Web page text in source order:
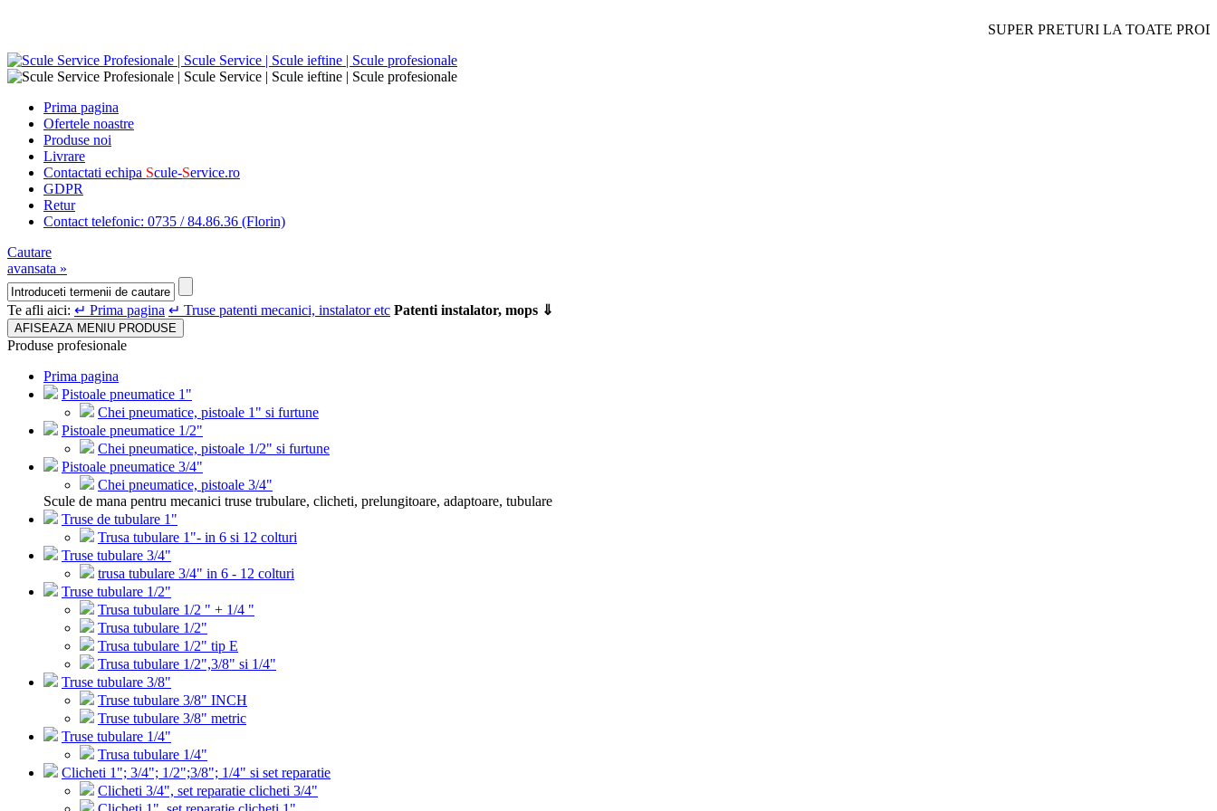
SUPER PRETURI LA TOATE
Prima pagina
Ofertele noastre
Produse noi
Livrare
Contactati echipa Scule-Service.ro
GDPR
Retur
Contact telefonic: 0735 / 84.86.36 (Florin)
Cautare
avansata »
Te afli aici: ↵ Prima pagina ↵ Truse patenti mecanici, instalator etc Patenti instalator, mops ⇓
AFISEAZA MENIU PRODUSE
Produse profesionale
Prima pagina
Pistoale pneumatice 1"
Chei pneumatice, pistoale 1" si furtune
Pistoale pneumatice 1/2"
Chei pneumatice, pistoale 1/2" si furtune
Pistoale pneumatice 3/4"
Chei pneumatice, pistoale 3/4"
Scule de mana pentru mecanici truse trubulare, clicheti, prelungitoare, adaptoare, tubulare
Truse de tubulare 1"
Trusa tubulare 1"- in 6 si 12 colturi
Truse tubulare 3/4"
trusa tubulare 3/4" in 6 - 12 colturi
Truse tubulare 1/2"
Trusa tubulare 1/2 " + 1/4 "
Trusa tubulare 1/2"
Trusa tubulare 1/2" tip E
Trusa tubulare 1/2",3/8" si 1/4"
Truse tubulare 3/8"
Truse tubulare 3/8" INCH
Truse tubulare 3/8" metric
Truse tubulare 1/4"
Trusa tubulare 1/4"
Clicheti 1"; 3/4"; 1/2";3/8"; 1/4" si set reparatie
Clicheti 3/4", set reparatie clicheti 3/4"